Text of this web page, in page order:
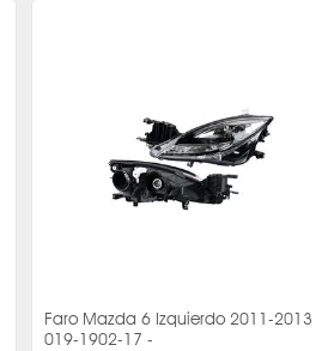
Faro Mazda 6 Izquierdo 2011-2013
019-1902-17 -